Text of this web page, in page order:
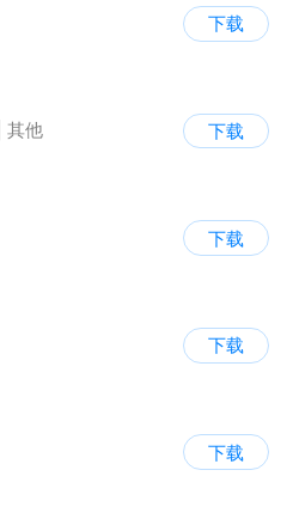
下载
其他
下载
下载
下载
下载